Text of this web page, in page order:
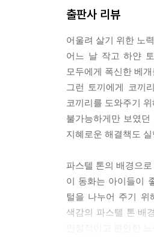
출판사 리뷰
어울려 살기 위한 노
어느 날 작고 하얀
모두에게 폭신한 베
그런 토끼에게 코끼
코끼리를 도와주기
불가능하게만 보였
지혜로운 해결책도
파스텔 톤의 배경으
이 동화는 아이들이
털을 나누어 주기 위
색감의 파스텔 톤 배